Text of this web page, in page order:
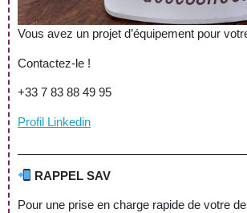
Vous avez un projet d’équipement pour
Contactez-le !
+33 7 83 88 49 95
Profil Linkedin
RAPPEL SAV
Pour une prise en charge rapide de votre